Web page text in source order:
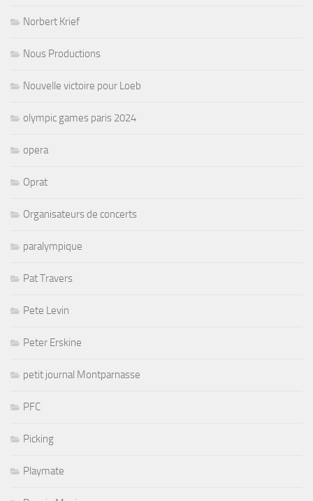
Norbert Krief
Nous Productions
Nouvelle victoire pour Loeb
olympic games paris 2024
opera
Oprat
Organisateurs de concerts
paralympique
Pat Travers
Pete Levin
Peter Erskine
petit journal Montparnasse
PFC
Picking
Playmate